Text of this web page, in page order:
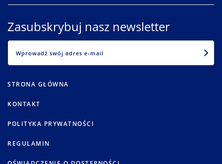
Zasubskrybuj nasz newsletter
STRONA GŁÓWNA
KONTAKT
POLITYKA PRYWATNOŚCI
REGULAMIN